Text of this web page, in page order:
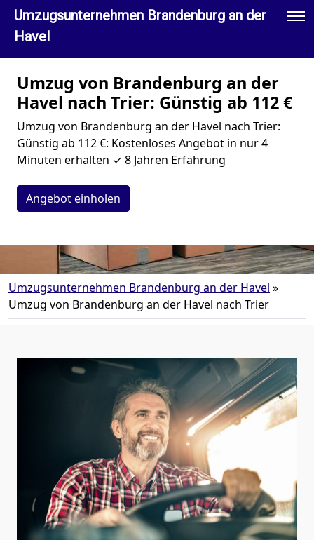
Umzugsunternehmen Brandenburg an der
Havel
Umzug von Brandenburg an der
Havel nach Trier: Günstig ab 112 €
Umzug von Brandenburg an der Havel nach Trier:
Günstig ab 112 €: Kostenloses Angebot in nur 4
Minuten erhalten ✓ 8 Jahren Erfahrung
Angebot einholen
Umzugsunternehmen Brandenburg an der Havel »
Umzug von Brandenburg an der Havel nach Trier